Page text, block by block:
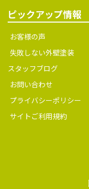
ピックアップ情報
お客様の声
失敗しない外壁塗装
スタッフブログ
お問い合わせ
プライバシーポリシー
サイトご利用規約